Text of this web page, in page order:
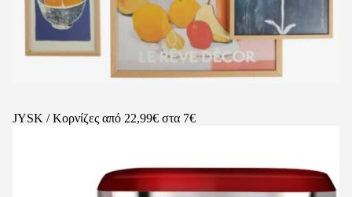
JYSK / Κορνίζες από 22,99€ στα 7€